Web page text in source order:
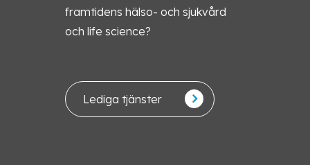
framtidens hälso- och sjukvård
och life science?
Lediga tjänster